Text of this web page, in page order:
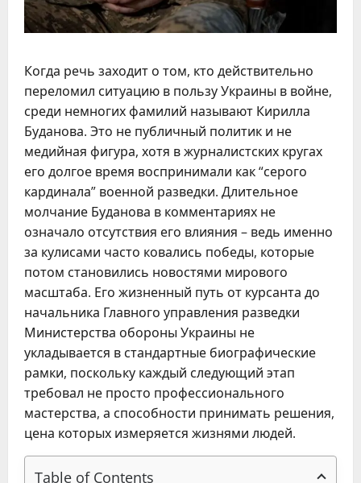
Когда речь заходит о том, кто действительно
переломил ситуацию в пользу Украины в войне,
среди немногих фамилий называют Кирилла
Буданова. Это не публичный политик и не
медийная фигура, хотя в журналистских кругах
его долгое время воспринимали как “серого
кардинала” военной разведки. Длительное
молчание Буданова в комментариях не
означало отсутствия его влияния – ведь именно
за кулисами часто ковались победы, которые
потом становились новостями мирового
масштаба. Его жизненный путь от курсанта до
начальника Главного управления разведки
Министерства обороны Украины не
укладывается в стандартные биографические
рамки, поскольку каждый следующий этап
требовал не просто профессионального
мастерства, а способности принимать решения,
цена которых измеряется жизнями людей.
Table of Contents